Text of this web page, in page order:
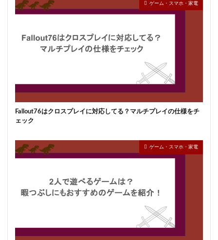
ゲーム・スマホ・家電
Fallout76はクロスプレイに対応してる？マルチプレイの仕様をチ
ェック
ゲーム・スマホ・家電